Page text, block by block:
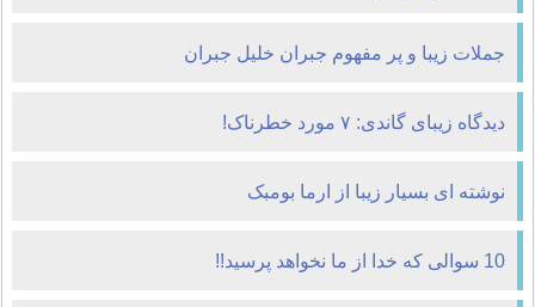
جملات زیبا و پر مفهوم جبران خلیل جبران
دیدگاه زیبای گاندی: ۷ مورد خطرناک!
نوشته ای بسیار زیبا از ارما بومبک
10 سوالی که خدا از ما نخواهد پرسید!!